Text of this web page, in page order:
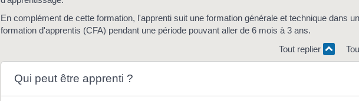
En complément de cette formation, l'apprenti suit une formation générale et technique dans
formation d'apprentis (CFA) pendant une période pouvant aller de 6 mois à 3 ans.
Tout replier
Qui peut être apprenti ?